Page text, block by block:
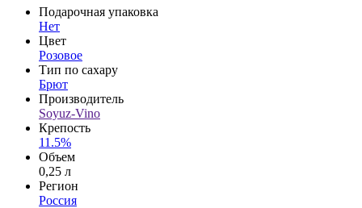
Подарочная упаковка
Нет
Цвет
Розовое
Тип по сахару
Брют
Производитель
Soyuz-Vino
Крепость
11.5%
Объем
0,25 л
Регион
Россия